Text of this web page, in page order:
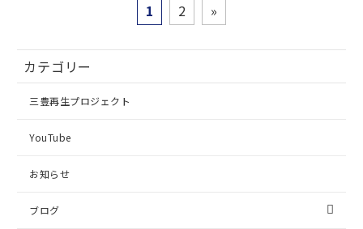
1 2 »
カテゴリー
三豊再生プロジェクト
YouTube
お知らせ
ブログ